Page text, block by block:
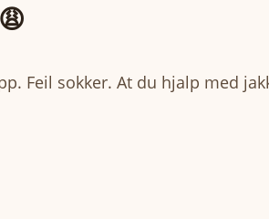
Feil sokker. At du hjalp med